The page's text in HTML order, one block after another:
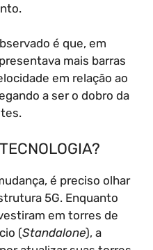
é que, em
mais barras
em relação ao
a ser o dobro da
é preciso olhar
5G. Enquanto
em torres de
(Standalone), a